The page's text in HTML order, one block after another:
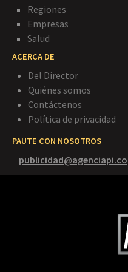
Regiones
Empresas
Salud
ACERCA DE
Del Director
Quiénes somos
Contáctenos
Política de privacidad
PAUTE CON NOSOTROS
publicidad@agenciapi.co